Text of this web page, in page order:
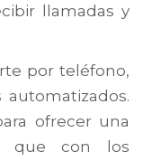
llamadas y
por teléfono,
ofrecer una
que con los